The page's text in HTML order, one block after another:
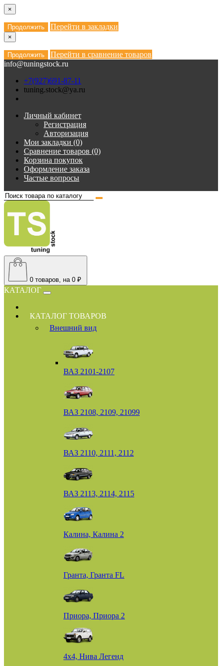
×
Продолжить Перейти в закладки
×
Продолжить
Перейти в сравнение товаров
info@tuningstock.ru
+7(927)691-87-11
tuning.stock@ya.ru
Личный кабинет
Регистрация
Авторизация
Мои закладки (0)
Сравнение товаров (0)
Корзина покупок
Оформление заказа
Частые вопросы
0 товаров, на 0 ₽
КАТАЛОГ
КАТАЛОГ ТОВАРОВ
Внешний вид
ВАЗ 2101-2107
ВАЗ 2108, 2109, 21099
ВАЗ 2110, 2111, 2112
ВАЗ 2113, 2114, 2115
Калина, Калина 2
Гранта, Гранта FL
Приора, Приора 2
4х4, Нива Легенд